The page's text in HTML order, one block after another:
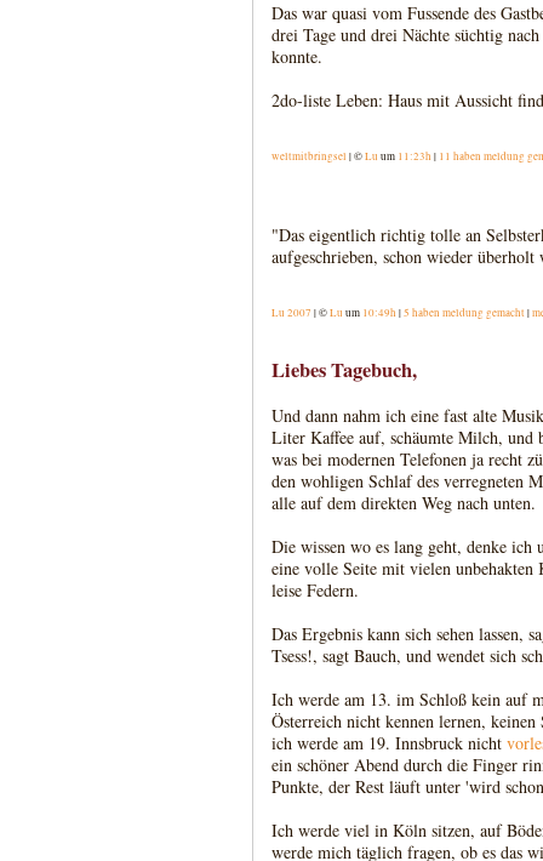
Das war quasi vom Fussende des
drei Tage und drei Nächte süchtig
konnte.
2do-liste Leben: Haus mit Aussicht
weltmitbringsel | ©Lu um 11:23h | 11 haben meldung
"Das eigentlich richtig tolle an
aufgeschrieben, schon wieder
Lu 2007 | ©Lu um 10:49h |5 haben meldung gemacht|
Liebes Tagebuch,
Und dann nahm ich eine fast alte
Liter Kaffee auf, schäumte Milch, und
was bei modernen Telefonen ja recht
den wohligen Schlaf des verregneten
alle auf dem direkten Weg nach unten.
Die wissen wo es lang geht, denke
eine volle Seite mit vielen unbehakten
leise Federn.
Das Ergebnis kann sich sehen lassen,
Tsess!, sagt Bauch, und wendet sich
Ich werde am 13. im Schloß kein auf
Österreich nicht kennen lernen,
ich werde am 19. Innsbruck nicht
ein schöner Abend durch die Finger
Punkte, der Rest läuft unter 'wird
Ich werde viel in Köln sitzen, auf
werde mich täglich fragen, ob es das